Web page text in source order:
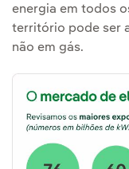
energia em todos
território pode ser
não em gás.